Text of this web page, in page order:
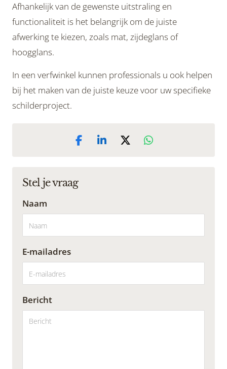
Afhankelijk van de gewenste uitstraling en
functionaliteit is het belangrijk om de juiste
afwerking te kiezen, zoals mat, zijdeglans of
hoogglans.
In een verfwinkel kunnen professionals u ook helpen
bij het maken van de juiste keuze voor uw specifieke
schilderproject.
Stel je vraag
Naam
E-mailadres
Bericht